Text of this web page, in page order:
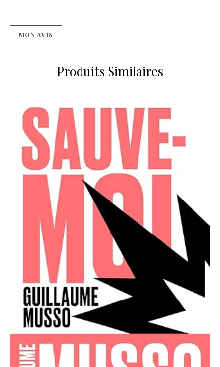
MON AVIS
Produits Similaires